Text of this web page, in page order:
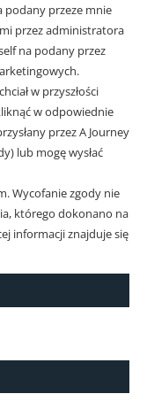
podany przeze mnie
przez administratora
na podany przez
w przyszłości
w odpowiednie
przez A Journey
lub mogę wysłać
Wycofanie zgody nie
którego dokonano na
informacji znajduje się